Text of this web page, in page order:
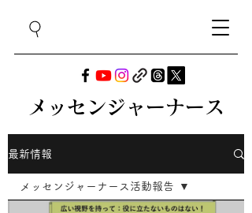
メッセンジャーナース
最新情報
メッセンジャーナース活動報告